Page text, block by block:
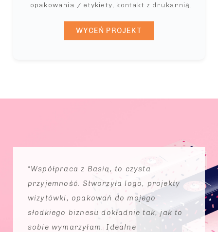
opakowania / etykiety, kontakt z drukarnią.
WYCEŃ PROJEKT
“Współpraca z Basią, to czysta
przyjemność. Stworzyła logo, projekty
wizytówki, opakowań do mojego
słodkiego biznesu dokładnie tak, jak to
sobie wymarzyłam. Idealne